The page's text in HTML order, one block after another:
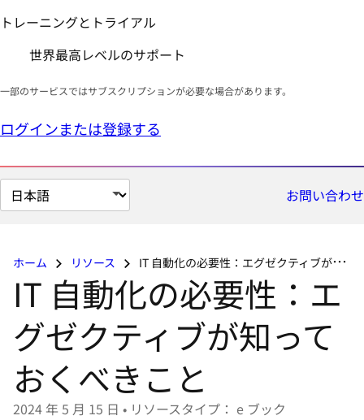
トレーニングとトライアル
世界最高レベルのサポート
一部のサービスではサブスクリプションが必要な場合があります。
ログインまたは登録する
ペ
ー
の
て
お問い合わせ
ホーム リソース IT 自動化の必要性：エグゼクティブが知っておくべきこと
IT 自動化の必要性：エ
グゼクティブが知って
おくべきこと
2024 年 5 月 15 日 • リソースタイプ： e ブック